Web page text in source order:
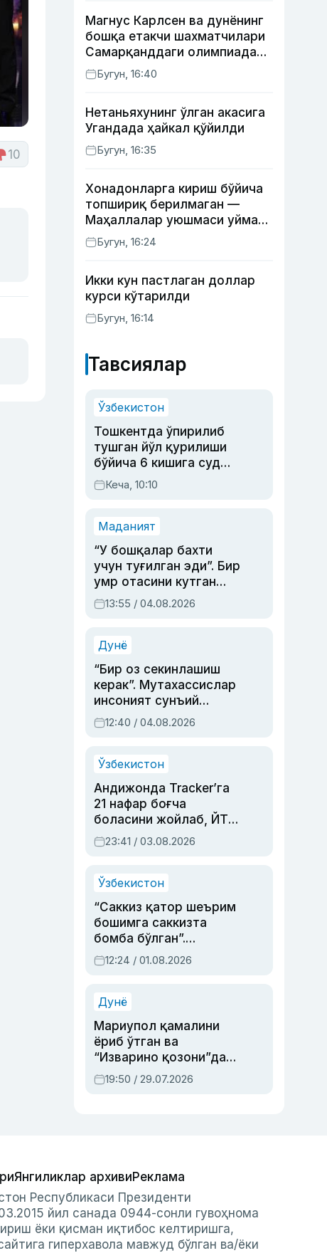
10
Магнус Карлсен ва дунёнинг
бошқа етакчи шахматчилари
Самарқанддаги олимпиадани
ўтказиб юборади
Бугун, 16:40
Нетаньяхунинг ўлган акасига
Угандада ҳайкал қўйилди
Бугун, 16:35
Хонадонларга кириш бўйича
топшириқ берилмаган —
Маҳаллалар уюшмаси уйма-
уй юрган масъуллар ҳақида
Бугун, 16:24
Икки кун пастлаган доллар
курси кўтарилди
Бугун, 16:14
Тавсиялар
Ўзбекистон
Тошкентда ўпирилиб
тушган йўл қурилиши
бўйича 6 кишига суд
ҳукми ўқилди
Кеча, 10:10
Маданият
“У бошқалар бахти
учун туғилган эди”. Бир
умр отасини кутган
актриса ва дубльяж
устаси Римма
синовларга тўла ҳаёти
13:55 / 04.08.2026
Дунё
“Бир оз секинлашиш
керак”. Мутахассислар
инсоният сунъий
интеллектни бошқара
олмай қолишидан
12:40 / 04.08.2026
Ўзбекистон
Андижонда Tracker’га
21 нафар боғча
боласини жойлаб, ЙТҲ
содир этган аёлга суд
ҳукми ўқилди
23:41 / 03.08.2026
Ўзбекистон
“Саккиз қатор шеърим
бошимга саккизта
бомба бўлган”.
Абдулла Ориповни
сиёсий айбловлардан
12:24 / 01.08.2026
Дунё
Мариупол қамалини
ёриб ўтган ва
“Изварино қозони”дан
чиққан қаҳрамон —
Украина армияси бош
19:50 / 29.07.2026
Янгиликлар архивиРеклама
Республикаси Президенти
йил санада 0944-сонли гувоҳнома
ёки қисман иқтибос келтиришга,
гиперхавола мавжуд бўлган ва/ёки